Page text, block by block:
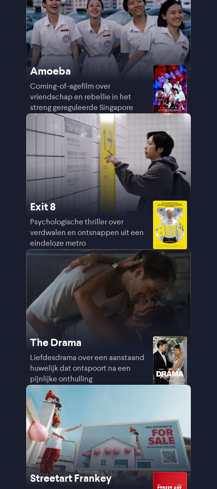
Amoeba
Coming-of-agefilm over
vriendschap en rebellie in het
streng gereguleerde Singapore
Exit 8
Psychologische thriller over
verdwalen en ontsnappen uit een
eindeloze metro
The Drama
Liefdesdrama over een aanstaand
huwelijk dat ontspoort na een
pijnlijke onthulling
Streetart Frankey